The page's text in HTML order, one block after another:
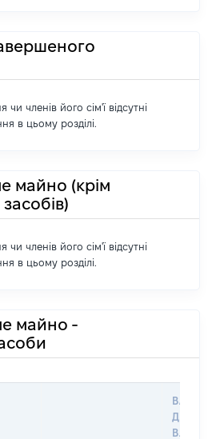
членів його сім'ї відсутні
в цьому розділі.
майно (крім
членів його сім'ї відсутні
в цьому розділі.
майно -
ДАТУ